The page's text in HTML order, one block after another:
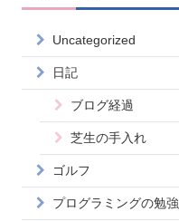
Uncategorized
日記
ブログ経過
芝生の手入れ
ゴルフ
プログラミングの勉強